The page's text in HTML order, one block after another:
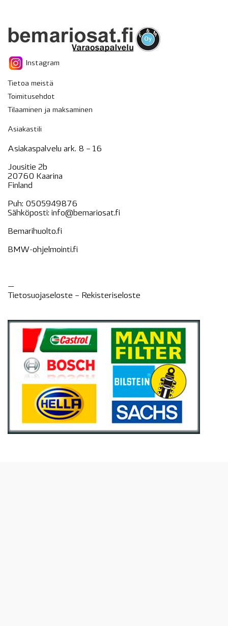
Instagram
Tietoa meistä
Toimitusehdot
Tilaaminen ja maksaminen
Asiakastili
Asiakaspalvelu ark. 8 – 16
Jousitie 2b
20760 Kaarina
Finland
Puh: 0505949876
Sähköposti: info@bemariosat.fi
Bemarihuolto.fi
BMW-ohjelmointi.fi
—
Tietosuojaseloste – Rekisteriseloste